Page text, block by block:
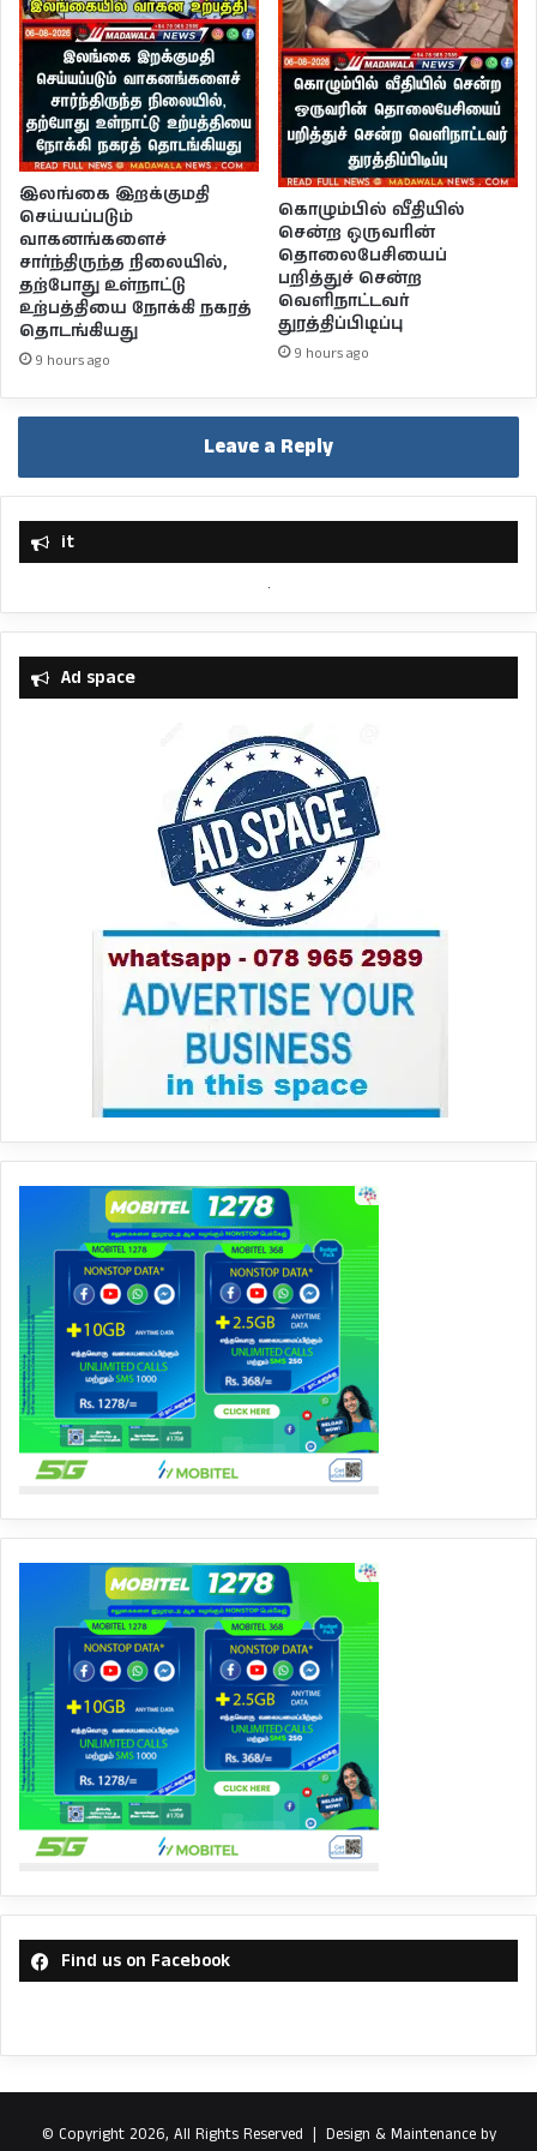
இலங்கை இறக்குமதி
செய்யப்படும்
வாகனங்களைச்
சார்ந்திருந்த நிலையில்,
தற்போது உள்நாட்டு
உற்பத்தியை நோக்கி நகரத்
தொடங்கியது
9 hours ago
கொழும்பில் வீதியில்
சென்ற ஒருவரின்
தொலைபேசியைப்
பறித்துச் சென்ற
வெளிநாட்டவர்
துரத்திப்பிடிப்பு
9 hours ago
Leave a Reply
it
Ad space
Find us on Facebook
© Copyright 2026, All Rights Reserved | Design & Maintenance by